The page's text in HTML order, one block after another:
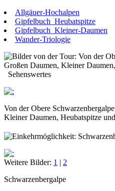
Allgäuer-Hochalpen
Gipfelbuch_Heubatspitze
Gipfelbuch_Kleiner-Daumen
Wander-Triologie
Sehenswertes
Von der Obere
Kleiner Daumen, Heubatspitze
Weitere Bilder: 1 | 2
Schwarzenbergalpe